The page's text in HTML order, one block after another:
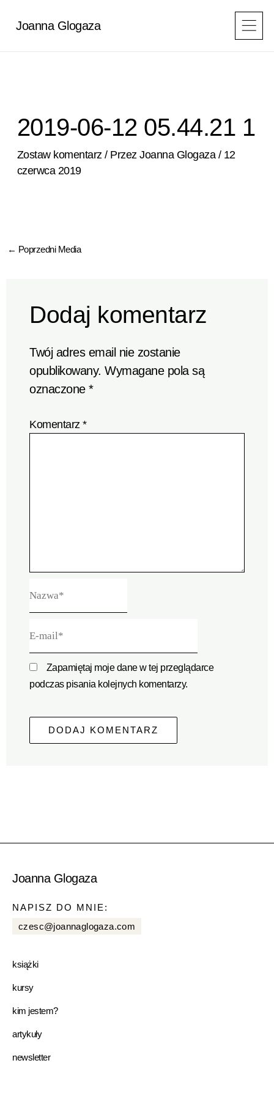
Joanna Glogaza
2019-06-12 05.44.21 1
Zostaw komentarz / PrzezJoanna Glogaza / 12
czerwca 2019
← Poprzedni Media
Dodaj komentarz
Twój adres email nie zostanie
opublikowany. Wymagane pola są
oznaczone*
Komentarz*
mail*
Zapamiętaj moje dane w tej przeglądarce
podczas pisania kolejnych komentarzy.
Joanna Glogaza
NAPISZ DO MNIE:
czesc@joannaglogaza.com
książki
kursy
kim jestem?
artykuły
newsletter